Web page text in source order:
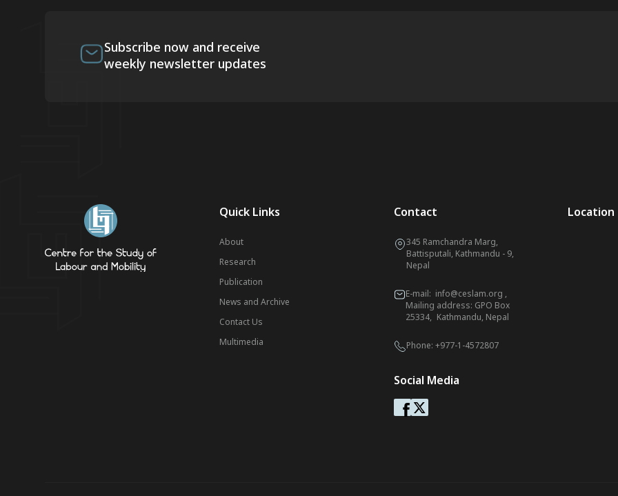
Subscribe now and receive
weekly newsletter updates
Quick Links
About
Research
Publication
News and Archive
Contact Us
Multimedia
Contact
345 Ramchandra Marg,
Battisputali, Kathmandu - 9,
Nepal
E-mail: info@ceslam.org ,
Mailing address: GPO Box
25334, Kathmandu, Nepal
Phone: +977-1-4572807
Social Media
Location